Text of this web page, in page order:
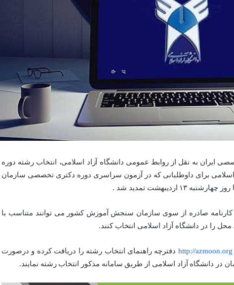
ایران به نقل از روابط عمومی دانشگاه آزاد اسلامی، انتخاب رشته دوره
۱۴۰۲ دانشگاه آزاد اسلامی برای داوطلبانی که در آزمون سراسری دوره دکتری تخصصی سازمان
تمدید شد .
کارنامه صادره از سوی سازمان سنجش آموزش کشور می توانند متناسب با
http://azmoon.org دفترچه راهنمای انتخاب رشته را دریافت کرده و درصورت
در دانشگاه آزاد اسلامی از طریق سامانه مذکور انتخاب رشته نمایند.